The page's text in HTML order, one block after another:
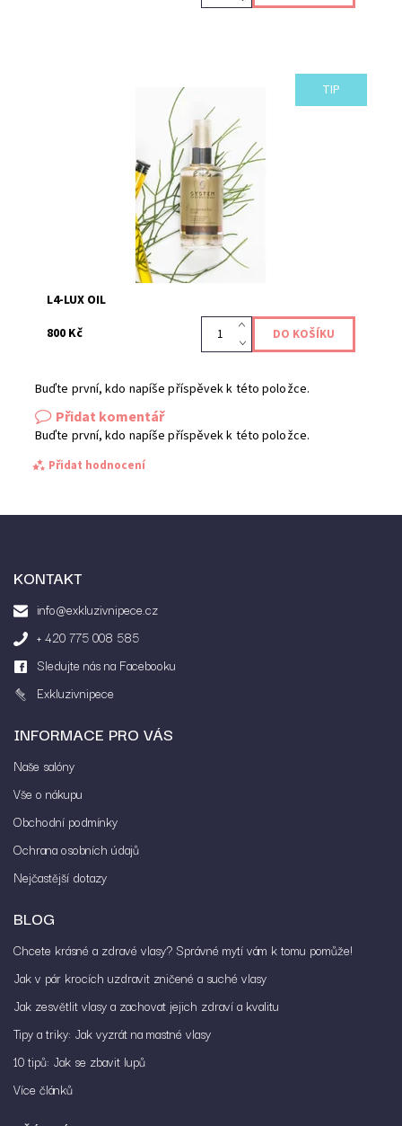
TIP
Regenerační a hydratační olej.
L4-LUX OIL
800 Kč
Buďte první, kdo napíše příspěvek k této položce.
Přidat komentář
Buďte první, kdo napíše příspěvek k této položce.
Přidat hodnocení
Vložením hodnocení souhlasíte s
KONTAKT
info@exkluzivnipece.cz
+ 420 775 008 585
Sledujte nás na Facebooku
Exkluzivnipece
INFORMACE PRO VÁS
Naše salóny
Vše o nákupu
Obchodní podmínky
Ochrana osobních údajů
Nejčastější dotazy
BLOG
Chcete krásné a zdravé vlasy? Správné mytí vám k tomu pomůže!
Jak v pár krocích uzdravit zničené a suché vlasy
Jak zesvětlit vlasy a zachovat jejich zdraví a kvalitu
Tipy a triky: Jak vyzrát na mastné vlasy
10 tipů: Jak se zbavit lupů
Více článků